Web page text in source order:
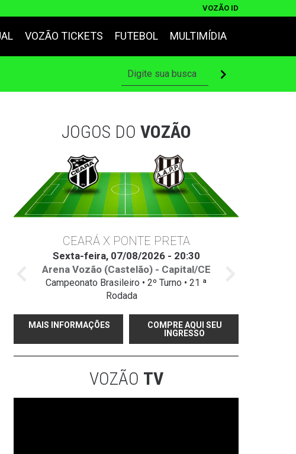
VOZÃO ID
VOZÃO TICKETS FUTEBOL MULTIMÍDIA
JOGOS DO VOZÃO
CEARÁ X PONTE PRETA
Sexta-feira, 07/08/2026 - 20:30
Arena Vozão (Castelão) - Capital/CE
Campeonato Brasileiro • 2º Turno • 21 ª
Rodada
MAIS INFORMAÇÕES
COMPRE AQUI SEU
INGRESSO
VOZÃO TV